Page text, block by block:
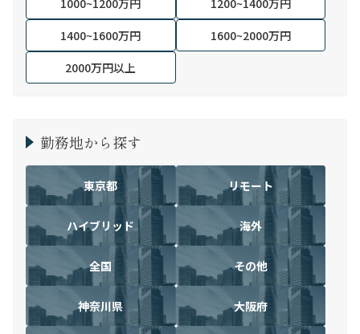
1000~1200万円
1200~1400万円
1400~1600万円
1600~2000万円
2000万円以上
勤務地から探す
東京都 リモート
ハイブリッド 海外
全国 その他
神奈川県 大阪府